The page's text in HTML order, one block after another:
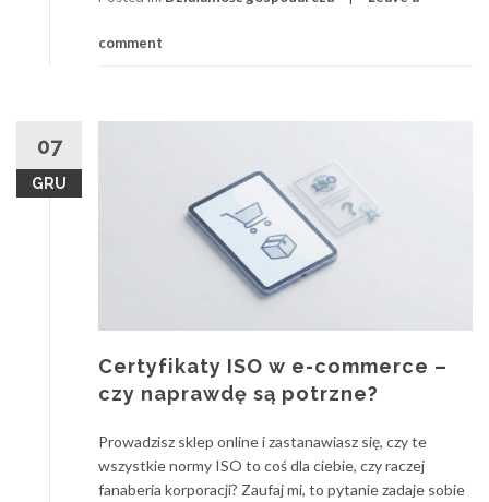
comment
07
GRU
Certyfikaty ISO w e-commerce –
czy naprawdę są potrzne?
Prowadzisz sklep online i zastanawiasz się, czy te
wszystkie normy ISO to coś dla ciebie, czy raczej
fanaberia korporacji? Zaufaj mi, to pytanie zadaje sobie